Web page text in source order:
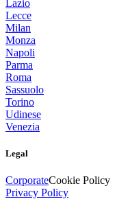
Lazio
Lecce
Milan
Monza
Napoli
Parma
Roma
Sassuolo
Torino
Udinese
Venezia
Legal
CorporateCookie Policy
Privacy Policy